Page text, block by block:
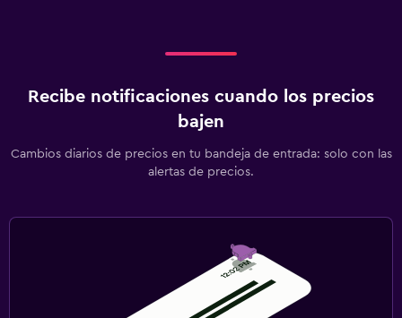
Armario o clóset
Comedor
Cuna/cama nido disponibles
Recibe notificaciones cuando los precios
bajen
Cambios diarios de precios en tu bandeja de entrada: solo con las
alertas de precios.